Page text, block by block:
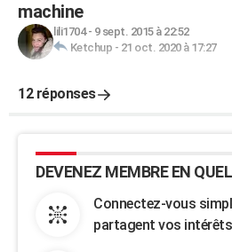
machine
lili1704- 9 sept. 2015 à 22:52
Ketchup - 21 oct. 2020 à 17:27
12 réponses
DEVENEZ MEMBRE EN
Connectez-vous
partagent vos intérêts